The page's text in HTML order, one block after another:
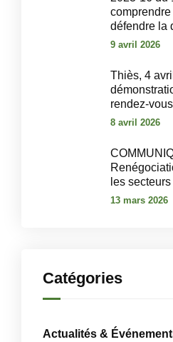
défendre la
9 avril 2026
‎Thiès, 4
rendez-
8 avril 2026
les
13 mars 2026
Catégories
Actualités &